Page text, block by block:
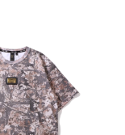
search